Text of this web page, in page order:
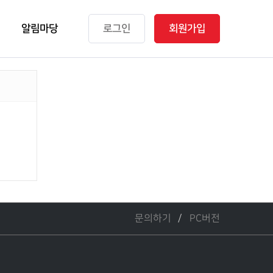
알림마당 로그인 회원가입
문의하기 PC버전